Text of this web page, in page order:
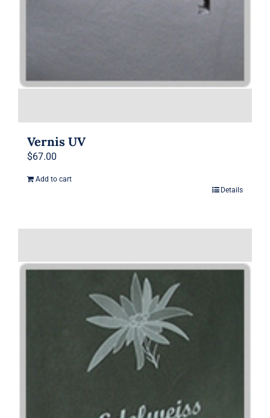
Vernis UV
$67.00
Add to cart
Details